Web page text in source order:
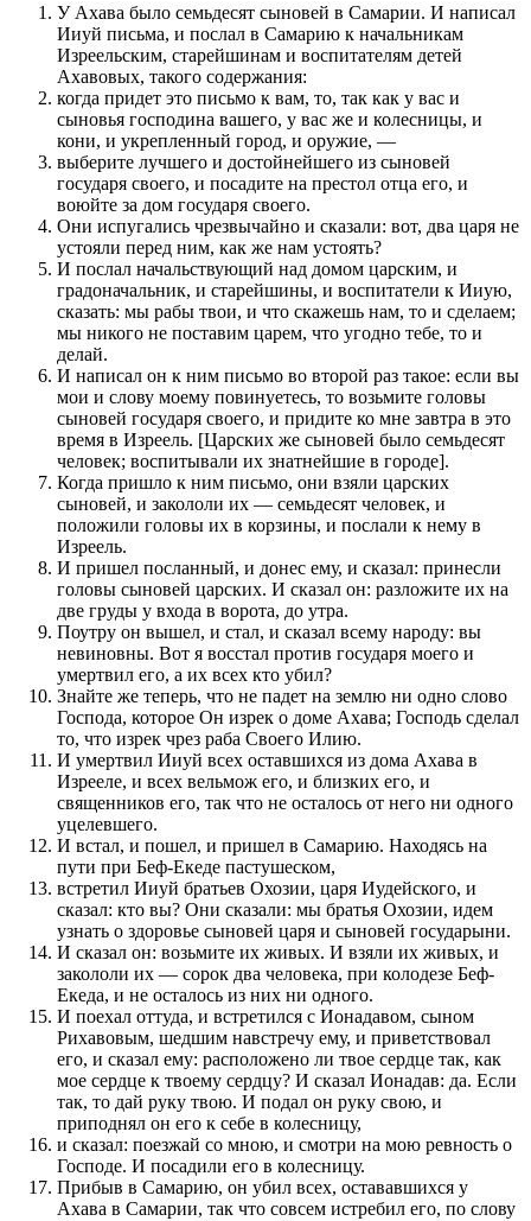
У Ахава было семьдесят сыновей в Самарии. И написал
Ииуй письма, и послал в Самарию к начальникам
Изреельским, старейшинам и воспитателям детей
Ахавовых, такого содержания:
когда придет это письмо к вам, то, так как у вас и
сыновья господина вашего, у вас же и колесницы, и
кони, и укрепленный город, и оружие, —
выберите лучшего и достойнейшего из сыновей
государя своего, и посадите на престол отца его, и
воюйте за дом государя своего.
Они испугались чрезвычайно и сказали: вот, два царя не
устояли перед ним, как же нам устоять?
И послал начальствующий над домом царским, и
градоначальник, и старейшины, и воспитатели к Ииую,
сказать: мы рабы твои, и что скажешь нам, то и сделаем;
мы никого не поставим царем, что угодно тебе, то и
делай.
И написал он к ним письмо во второй раз такое: если вы
мои и слову моему повинуетесь, то возьмите головы
сыновей государя своего, и придите ко мне завтра в это
время в Изреель. [Царских же сыновей было семьдесят
человек; воспитывали их знатнейшие в городе].
Когда пришло к ним письмо, они взяли царских
сыновей, и закололи их — семьдесят человек, и
положили головы их в корзины, и послали к нему в
Изреель.
И пришел посланный, и донес ему, и сказал: принесли
головы сыновей царских. И сказал он: разложите их на
две груды у входа в ворота, до утра.
Поутру он вышел, и стал, и сказал всему народу: вы
невиновны. Вот я восстал против государя моего и
умертвил его, а их всех кто убил?
Знайте же теперь, что не падет на землю ни одно слово
Господа, которое Он изрек о доме Ахава; Господь сделал
то, что изрек чрез раба Своего Илию.
И умертвил Ииуй всех оставшихся из дома Ахава в
Изрееле, и всех вельмож его, и близких его, и
священников его, так что не осталось от него ни одного
уцелевшего.
И встал, и пошел, и пришел в Самарию. Находясь на
пути при Беф-Екеде пастушеском,
встретил Ииуй братьев Охозии, царя Иудейского, и
сказал: кто вы? Они сказали: мы братья Охозии, идем
узнать о здоровье сыновей царя и сыновей государыни.
И сказал он: возьмите их живых. И взяли их живых, и
закололи их — сорок два человека, при колодезе Беф-
Екеда, и не осталось из них ни одного.
И поехал оттуда, и встретился с Ионадавом, сыном
Рихавовым, шедшим навстречу ему, и приветствовал
его, и сказал ему: расположено ли твое сердце так, как
мое сердце к твоему сердцу? И сказал Ионадав: да. Если
так, то дай руку твою. И подал он руку свою, и
приподнял он его к себе в колесницу,
и сказал: поезжай со мною, и смотри на мою ревность о
Господе. И посадили его в колесницу.
Прибыв в Самарию, он убил всех, остававшихся у
Ахава в Самарии, так что совсем истребил его, по слову